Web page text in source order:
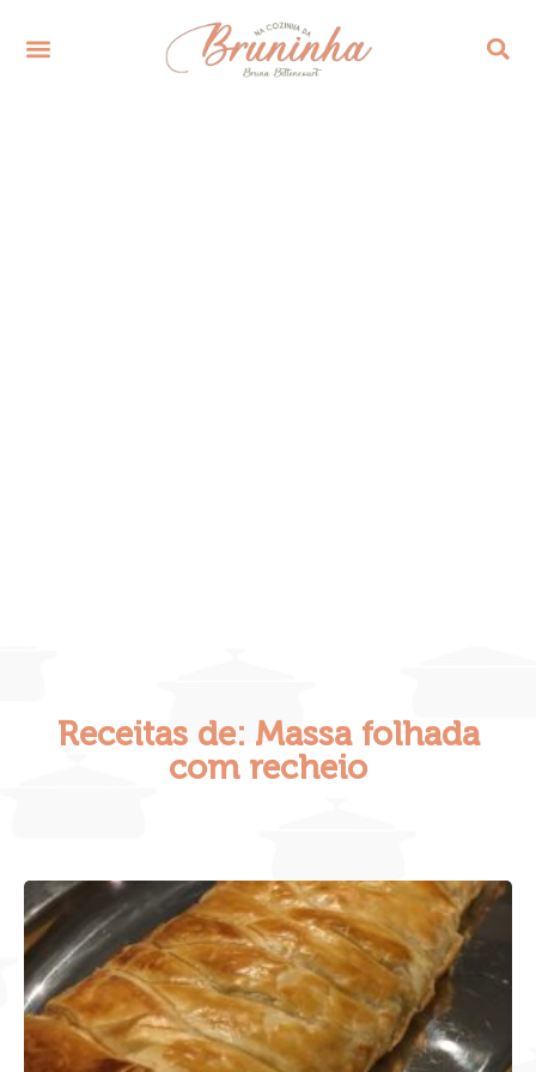
Receitas de: Massa folhada
com recheio